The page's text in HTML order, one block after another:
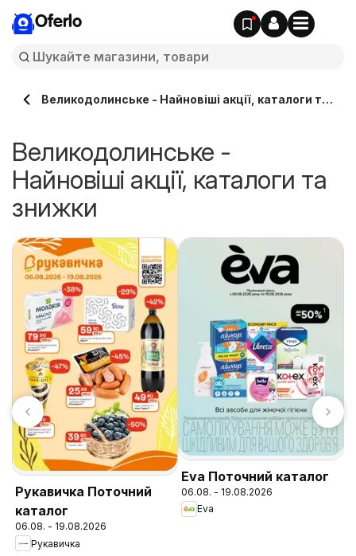
Oferlo
Великодолинське - Найновіші акції, каталоги та
Великодолинське -
Найновіші акції, каталоги та
знижки
Рукавичка Поточний
каталог
06.08. - 19.08.2026
Рукавичка
Eva Поточний каталог
06.08. - 19.08.2026
Eva